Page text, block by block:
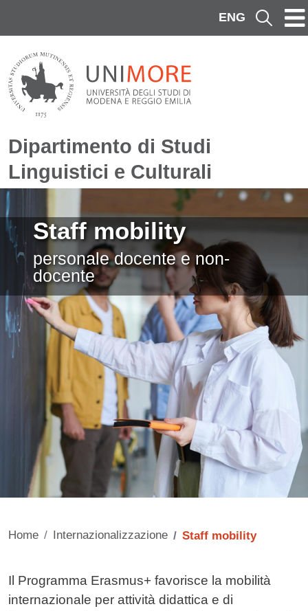
ENG Cerca
Dipartimento di Studi
Linguistici e Culturali
Immagine
Staff mobility
personale docente e non-
docente
Home Internazionalizzazione Staff mobility
Contenuto
Il Programma Erasmus+ favorisce la mobilità
internazionale per attività didattica e di